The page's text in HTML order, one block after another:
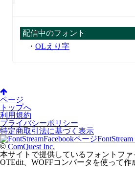
配信中のフォント
・ OLえり字
ページ
トップへ
利用規約
プライバシーポリシー
特定商取引法に基づく表示
© ComQuest Inc.
本サイトで提供しているフォントファ
OTEdit、WOFFコンバータを使って作